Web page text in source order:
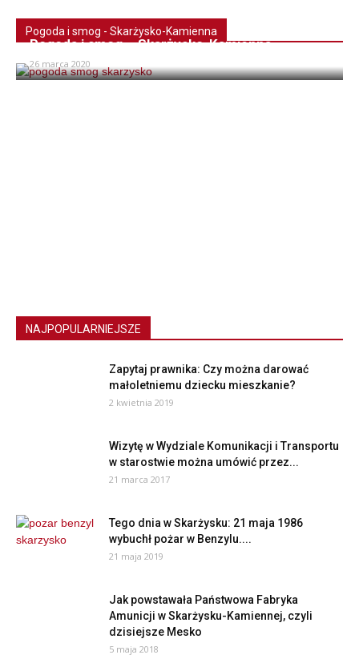
Pogoda i smog - Skarżysko-Kamienna
Pogoda i smog – Skarżysko-Kamienna
26 marca 2020
NAJPOPULARNIEJSZE
Zapytaj prawnika: Czy można darować
małoletniemu dziecku mieszkanie?
2 kwietnia 2019
Wizytę w Wydziale Komunikacji i Transportu
w starostwie można umówić przez...
21 marca 2017
Tego dnia w Skarżysku: 21 maja 1986
wybuchł pożar w Benzylu....
21 maja 2019
Jak powstawała Państwowa Fabryka
Amunicji w Skarżysku-Kamiennej, czyli
dzisiejsze Mesko
5 maja 2018